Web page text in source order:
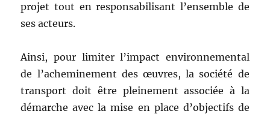
projet tout en responsabilisant l’ensemble de
ses acteurs.
Ainsi, pour limiter l’impact environnemental
de l’acheminement des œuvres, la société de
transport doit être pleinement associée à la
démarche avec la mise en place d’objectifs de